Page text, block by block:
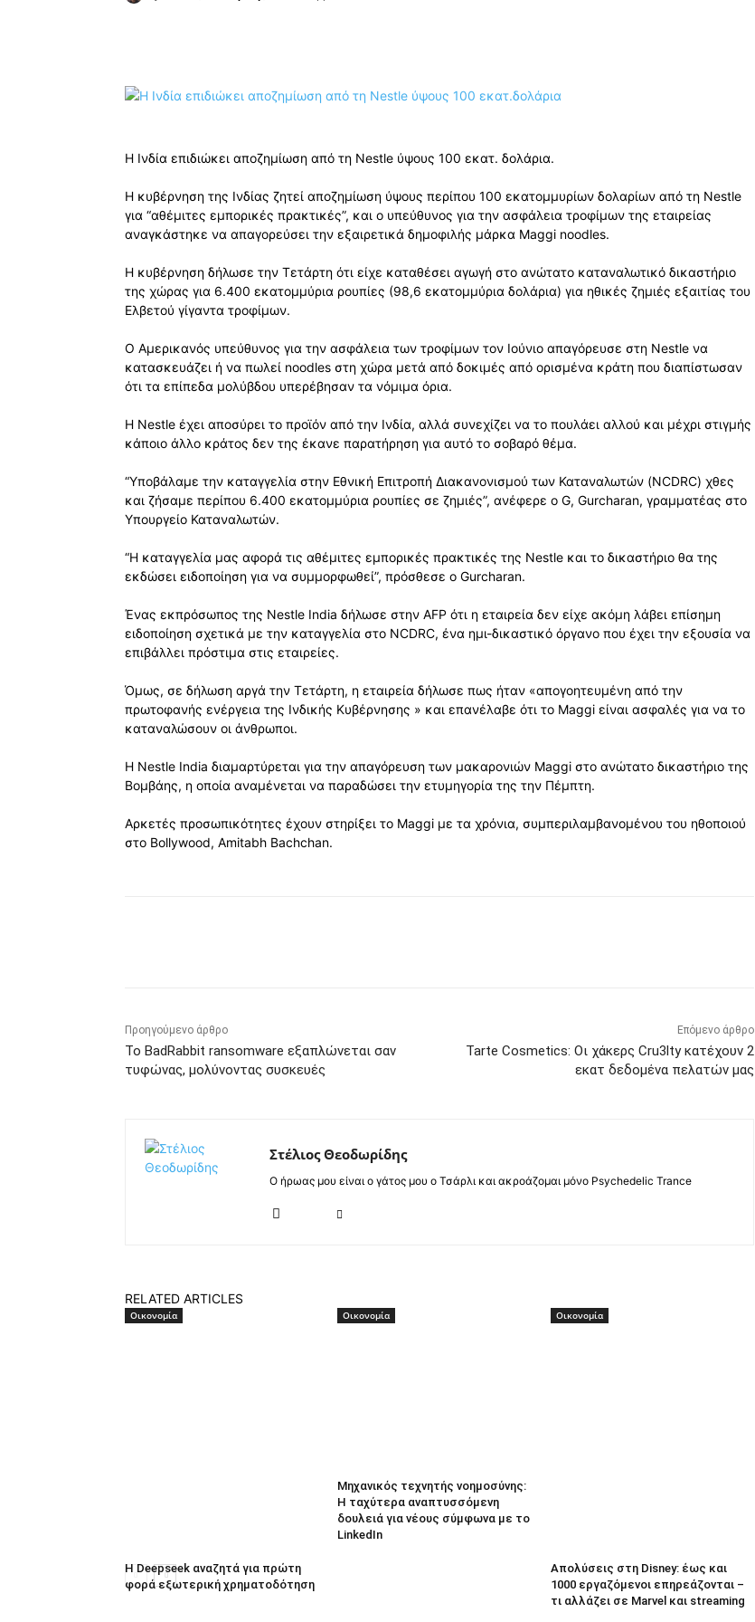
Η Ινδία επιδιώκει αποζημίωση από τη Nestle ύψους 100 εκατ. δολάρια.
Η κυβέρνηση της Ινδίας ζητεί αποζημίωση ύψους περίπου 100 εκατομμυρίων δολαρίων από τη Nestle
για “αθέμιτες εμπορικές πρακτικές”, και ο υπεύθυνος για την ασφάλεια τροφίμων της εταιρείας
αναγκάστηκε να απαγορεύσει την εξαιρετικά δημοφιλής μάρκα Maggi noodles.
Η κυβέρνηση δήλωσε την Τετάρτη ότι είχε καταθέσει αγωγή στο ανώτατο καταναλωτικό δικαστήριο
της χώρας για 6.400 εκατομμύρια ρουπίες (98,6 εκατομμύρια δολάρια) για ηθικές ζημιές εξαιτίας του
Ελβετού γίγαντα τροφίμων.
Ο Αμερικανός υπεύθυνος για την ασφάλεια των τροφίμων τον Ιούνιο απαγόρευσε στη Nestle να
κατασκευάζει ή να πωλεί noodles στη χώρα μετά από δοκιμές από ορισμένα κράτη που διαπίστωσαν
ότι τα επίπεδα μολύβδου υπερέβησαν τα νόμιμα όρια.
Η Nestle έχει αποσύρει το προϊόν από την Ινδία, αλλά συνεχίζει να το πουλάει αλλού και μέχρι στιγμής
κάποιο άλλο κράτος δεν της έκανε παρατήρηση για αυτό το σοβαρό θέμα.
“Υποβάλαμε την καταγγελία στην Εθνική Επιτροπή Διακανονισμού των Καταναλωτών (NCDRC) χθες
και ζήσαμε περίπου 6.400 εκατομμύρια ρουπίες σε ζημιές”, ανέφερε ο G, Gurcharan, γραμματέας στο
Υπουργείο Καταναλωτών.
“Η καταγγελία μας αφορά τις αθέμιτες εμπορικές πρακτικές της Nestle και το δικαστήριο θα της
εκδώσει ειδοποίηση για να συμμορφωθεί”, πρόσθεσε ο Gurcharan.
Ένας εκπρόσωπος της Nestle India δήλωσε στην AFP ότι η εταιρεία δεν είχε ακόμη λάβει επίσημη
ειδοποίηση σχετικά με την καταγγελία στο NCDRC, ένα ημι-δικαστικό όργανο που έχει την εξουσία να
επιβάλλει πρόστιμα στις εταιρείες.
Όμως, σε δήλωση αργά την Τετάρτη, η εταιρεία δήλωσε πως ήταν «απογοητευμένη από την
πρωτοφανής ενέργεια της Ινδικής Κυβέρνησης » και επανέλαβε ότι το Maggi είναι ασφαλές για να το
καταναλώσουν οι άνθρωποι.
Η Nestle India διαμαρτύρεται για την απαγόρευση των μακαρονιών Maggi στο ανώτατο δικαστήριο της
Βομβάης, η οποία αναμένεται να παραδώσει την ετυμηγορία της την Πέμπτη.
Αρκετές προσωπικότητες έχουν στηρίξει το Maggi με τα χρόνια, συμπεριλαμβανομένου του ηθοποιού
στο Bollywood, Amitabh Bachchan.
Προηγούμενο άρθρο
Το BadRabbit ransomware εξαπλώνεται σαν
τυφώνας, μολύνοντας συσκευές
Επόμενο άρθρο
Tarte Cosmetics: Οι χάκερς Cru3lty κατέχουν 2
εκατ δεδομένα πελατών μας
Στέλιος Θεοδωρίδης
Ο ήρωας μου είναι ο γάτος μου ο Τσάρλι και ακροάζομαι μόνο Psychedelic Trance
RELATED ARTICLES
Οικονομία
Η Deepseek αναζητά για πρώτη
φορά εξωτερική χρηματοδότηση
Οικονομία
Μηχανικός τεχνητής νοημοσύνης:
Η ταχύτερα αναπτυσσόμενη
δουλειά για νέους σύμφωνα με το
LinkedIn
Οικονομία
Απολύσεις στη Disney: έως και
1000 εργαζόμενοι επηρεάζονται –
τι αλλάζει σε Marvel και streaming